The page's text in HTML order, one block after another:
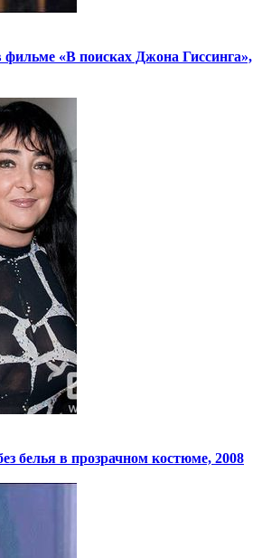
«В поисках Джона Гиссинга»,
белья в прозрачном костюме, 2008